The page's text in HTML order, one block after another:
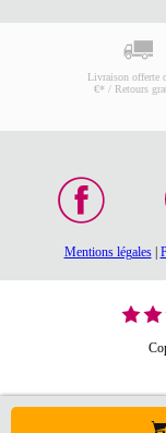
Livraison offerte
€* / Retours
Mentions légales|